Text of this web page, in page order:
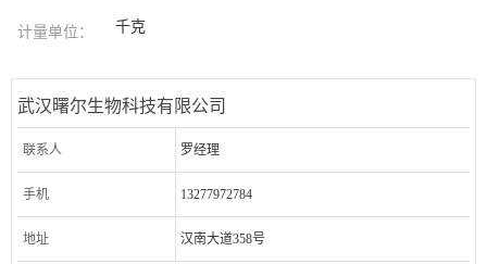
计量单位： 千克
武汉曙尔生物科技有限公司
联系人 罗经理
手机 13277972784
地址 汉南大道358号